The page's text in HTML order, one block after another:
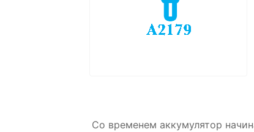
Со временем аккумулятор